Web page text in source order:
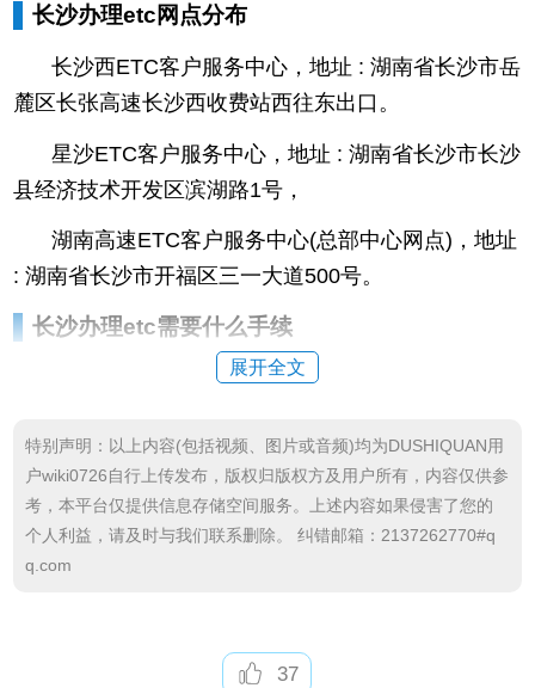
长沙办理etc网点分布
长沙西ETC客户服务中心，地址 : 湖南省长沙市岳
麓区长张高速长沙西收费站西往东出口。
星沙ETC客户服务中心，地址 : 湖南省长沙市长沙
县经济技术开发区滨湖路1号，
湖南高速ETC客户服务中心(总部中心网点)，地址
: 湖南省长沙市开福区三一大道500号。
长沙办理etc需要什么手续
携带证件到高速公路运营单位购买ETC设备。
ETC设备，不少银行还需预存一部分费用才能赠送ET
C设备，部分无需预存费用的银行卡，卡年费在200元
左右。
个人车辆办理ETC，需携带的证件，
展开全文
特别声明：以上内容(包括视频、图片或音频)均为DUSHIQUAN用
户wiki0726自行上传发布，版权归版权方及用户所有，内容仅供参
考，本平台仅提供信息存储空间服务。上述内容如果侵害了您的
个人利益，请及时与我们联系删除。 纠错邮箱：2137262770#q
q.com
37